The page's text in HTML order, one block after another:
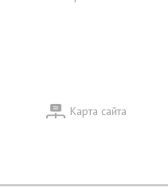
Карта сайта